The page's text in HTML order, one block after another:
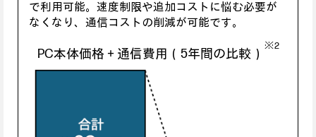
で利用可能。速度制限や追加コストに悩む必要が
なくなり、通信コストの削減が可能です。
PC本体価格＋通信費用（5年間の比較）
※2